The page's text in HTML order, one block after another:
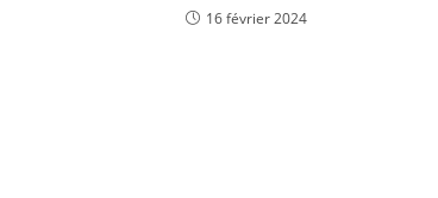
16 février 2024